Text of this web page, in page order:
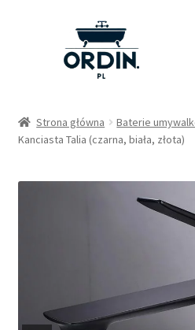
nawigacji
Pytania
Nasze wpisy
Strona główna Baterie
Kanciasta Talia (czarna, biała, złota)